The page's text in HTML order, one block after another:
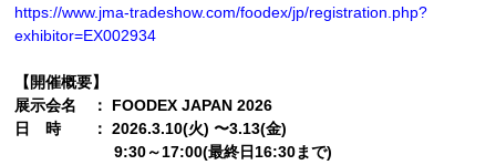
https://www.jma-tradeshow.com/foodex/jp/registration.php?
exhibitor=EX002934
【開催概要】
展示会名 ： FOODEX JAPAN 2026
日 時 ： 2026.3.10(火) 〜3.13(金)
9:30～17:00(最終日16:30まで)